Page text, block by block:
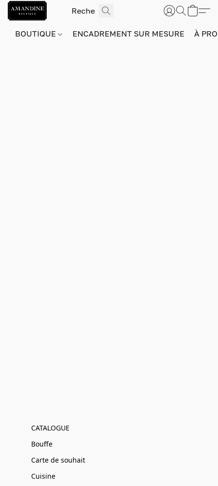
BOUTIQUE ENCADREMENT SUR MESURE À
CATALOGUE
Bouffe
Carte de souhait
Cuisine